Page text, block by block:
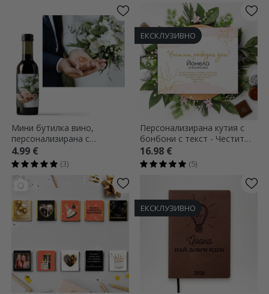
Мини бутилка вино,
персонализирана с
фотография
4.99 €
(3)
ЕКСКЛУЗИВНО
Персонализирана кутия с
бонбони с текст - Честит
рожден ден!
16.98 €
(5)
ЕКСКЛУЗИВНО